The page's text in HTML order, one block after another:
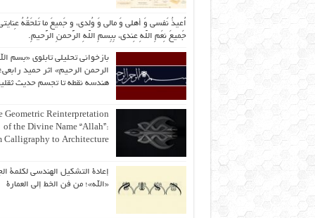
اُعیذُ نَفسی وَ أهلی وَ مالی وَ وُلدی، و جَمیعَ ما تَلحَقُهُ
جَمیعَ نِعَمِ اللّهِ عِندی، بِبِسمِ اللّهِ الرَّحمنِ الرَّحیمِ.
بازخوانی تحلیلی تابلوی «بسم
الرحمن الرحیم» اثر حمید رابعی؛
هندسه نقطه تا تجسم حدیث
Geometric Reinterpretation
of the Divine Name “Allah”:
Calligraphy to Architecture
إعادة التشكيل الهندسي لكلمة
«الله»؛ من فن الخط إلى العمارة